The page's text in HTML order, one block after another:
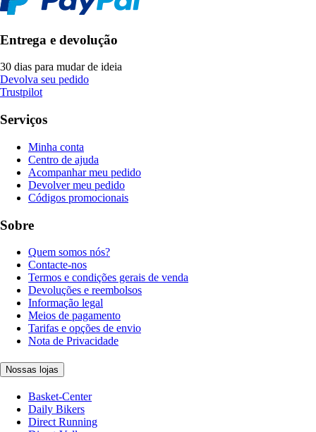
Entrega e devolução
30 dias para mudar de ideia
Devolva seu pedido
Trustpilot
Serviços
Minha conta
Centro de ajuda
Acompanhar meu pedido
Devolver meu pedido
Códigos promocionais
Sobre
Quem somos nós?
Contacte-nos
Termos e condições gerais de venda
Devoluções e reembolsos
Informação legal
Meios de pagamento
Tarifas e opções de envio
Nota de Privacidade
Nossas lojas
Basket-Center
Daily Bikers
Direct Running